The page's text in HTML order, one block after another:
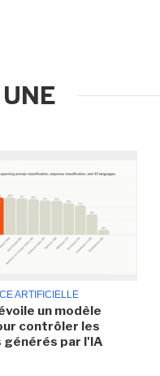
ARTIFICIELLE
un modèle
contrôler les
générés par l'IA